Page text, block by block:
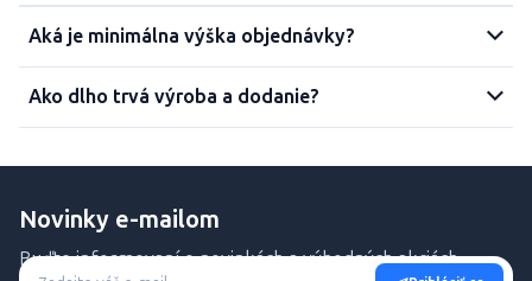
Aká je minimálna výška objednávky?
Ako dlho trvá výroba a dodanie?
Novinky e-mailom
Buďte informovaní o novinkách a výhodných akciách.